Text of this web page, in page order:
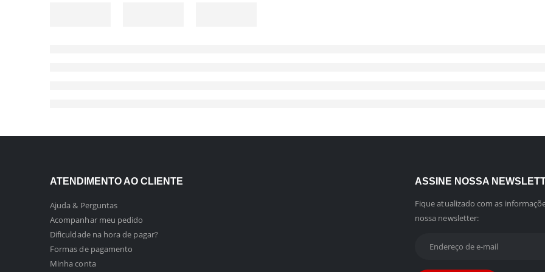
ATENDIMENTO AO CLIENTE
Ajuda & Perguntas
Acompanhar meu pedido
Dificuldade na hora de pagar?
Formas de pagamento
Minha conta
ASSINE NOSSA
Fique atualizado com as
nossa newsletter: